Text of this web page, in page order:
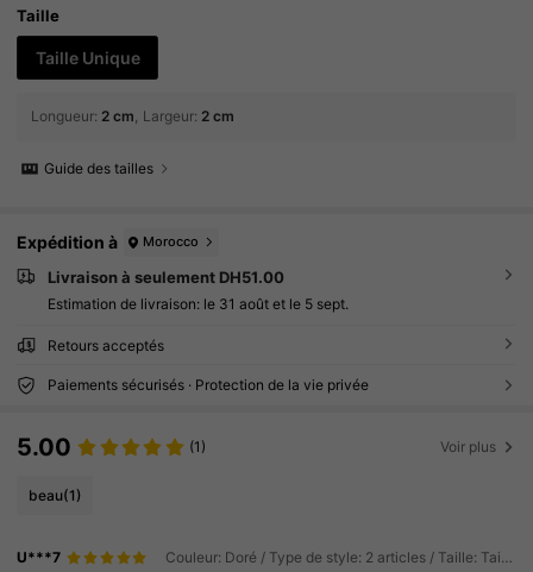
Taille
Taille Unique
Longueur: 2 cm Largeur: 2 cm
Guide des tailles
Expédition à Morocco
Livraison à seulement DH51.00
Estimation de livraison: le 31 août et le 5 sept.
Retours acceptés
Paiements sécurisés · Protection de la vie privée
5.00 (1) Voir plus
beau(1)
U***7 Couleur: Doré / Type de style: 2 articles / Taille: Taille Unique